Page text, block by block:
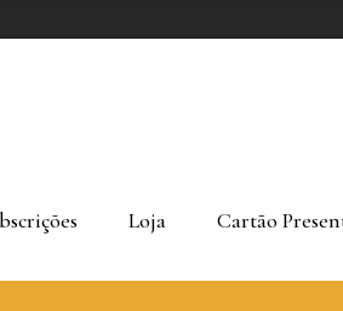
Loja Cartão